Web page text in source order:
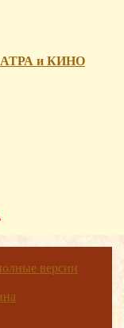
и КИНО
версии